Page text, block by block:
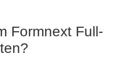
Formnext Full-